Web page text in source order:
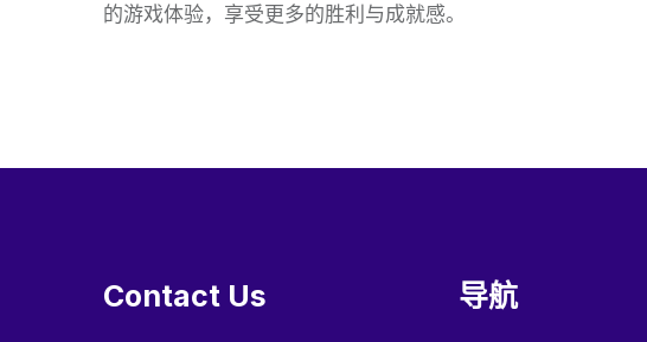
的游戏体验，享受更多的胜利与成就感。
Contact Us 导航